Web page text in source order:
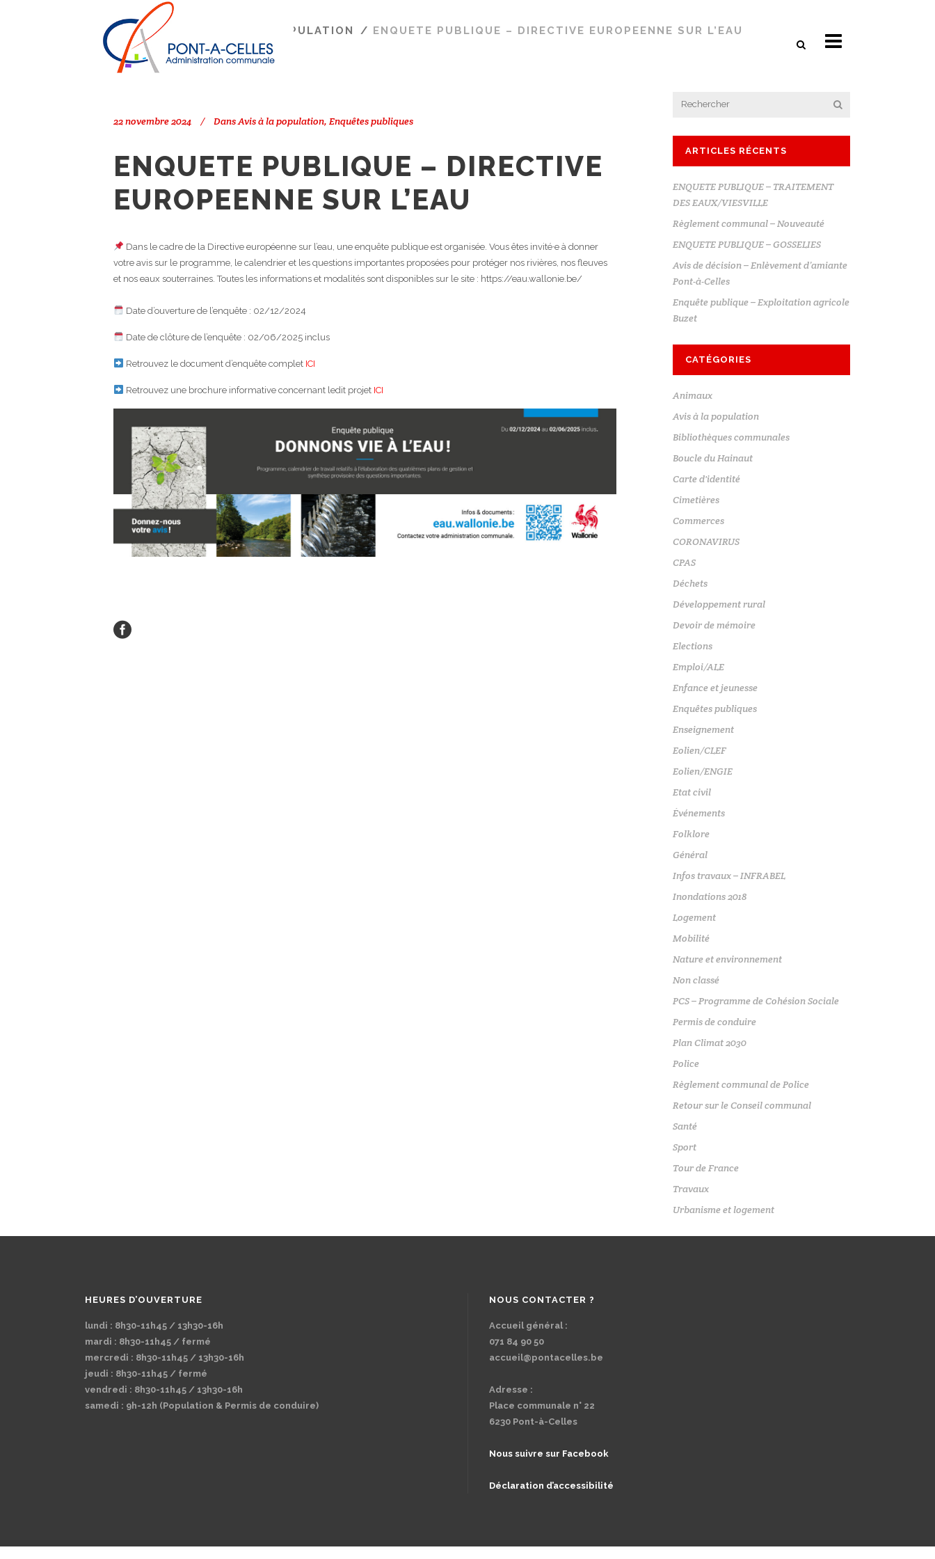
PONT-À-CELLES AVIS À LA POPULATION / ENQUETE PUBLIQUE – DIRECTIVE EUROPEENNE SUR L’EAU
22 novembre 2024 DansAvis à la population, Enquêtes publiques
ENQUETE PUBLIQUE – DIRECTIVE
EUROPEENNE SUR L’EAU
Dans le cadre de la Directive européenne sur l’eau, une enquête publique est organisée. Vous êtes invité·e à donner
votre avis sur le programme, le calendrier et les questions importantes proposées pour protéger nos rivières, nos fleuves
et nos eaux souterraines. Toutes les informations et modalités sont disponibles sur le site : https://eau.wallonie.be/
Date d’ouverture de l’enquête : 02/12/2024
Date de clôture de l’enquête : 02/06/2025 inclus
Retrouvez le document d’enquête complet ICI
Retrouvez une brochure informative concernant ledit projet ICI
ARTICLES RÉCENTS
ENQUETE PUBLIQUE – TRAITEMENT
DES EAUX/VIESVILLE
Règlement communal – Nouveauté
ENQUETE PUBLIQUE – GOSSELIES
Avis de décision – Enlèvement d’amiante
Pont-à-Celles
Enquête publique – Exploitation agricole
Buzet
CATÉGORIES
Animaux
Avis à la population
Bibliothèques communales
Boucle du Hainaut
Carte d'identité
Cimetières
Commerces
CORONAVIRUS
CPAS
Déchets
Développement rural
Devoir de mémoire
Elections
Emploi/ALE
Enfance et jeunesse
Enquêtes publiques
Enseignement
Eolien/CLEF
Eolien/ENGIE
Etat civil
Événements
Folklore
Général
Infos travaux – INFRABEL
Inondations 2018
Logement
Mobilité
Nature et environnement
Non classé
PCS – Programme de Cohésion Sociale
Permis de conduire
Plan Climat 2030
Police
Règlement communal de Police
Retour sur le Conseil communal
Santé
Sport
Tour de France
Travaux
Urbanisme et logement
HEURES D’OUVERTURE
lundi : 8h30-11h45 / 13h30-16h
mardi : 8h30-11h45 / fermé
mercredi : 8h30-11h45 / 13h30-16h
jeudi : 8h30-11h45 / fermé
vendredi : 8h30-11h45 / 13h30-16h
samedi : 9h-12h (Population & Permis de conduire)
NOUS CONTACTER ?
Accueil général :
071 84 90 50
accueil@pontacelles.be
Adresse :
Place communale n° 22
6230 Pont-à-Celles
Nous suivre sur Facebook
Déclaration d’accessibilité